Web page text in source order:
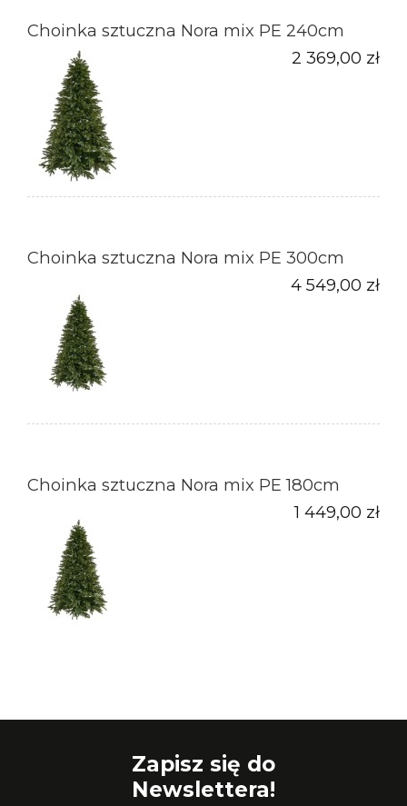
Choinka sztuczna Nora mix PE 240cm
2 369,00 zł
Choinka sztuczna Nora mix PE 300cm
4 549,00 zł
Choinka sztuczna Nora mix PE 180cm
1 449,00 zł
Zapisz się do
Newslettera!